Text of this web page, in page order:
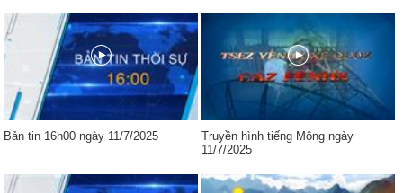
Bản tin 16h00 ngày 11/7/2025
Truyền hình tiếng Mông ngày
11/7/2025